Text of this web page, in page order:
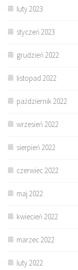
luty 2023
styczeń 2023
grudzień 2022
listopad 2022
październik 2022
wrzesień 2022
sierpień 2022
czerwiec 2022
maj 2022
kwiecień 2022
marzec 2022
luty 2022